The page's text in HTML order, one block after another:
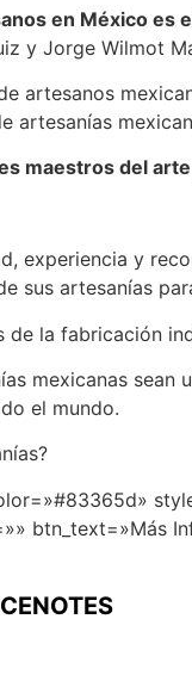
en México es
y Jorge Wilmot
artesanos
artesanías
maestros del
experiencia y
sus artesanías
de la fabricación
mexicanas
el mundo.
btn_text=»Más